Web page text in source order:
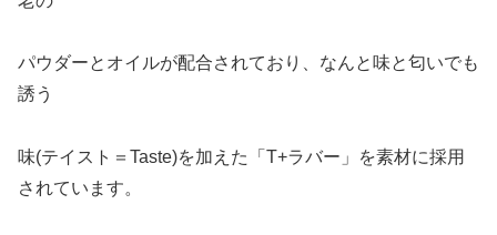
パウダーとオイルが配合されており、なんと味と匂いでも
誘う
味(テイスト＝Taste)を加えた「T+ラバー」を素材に採用
されています。